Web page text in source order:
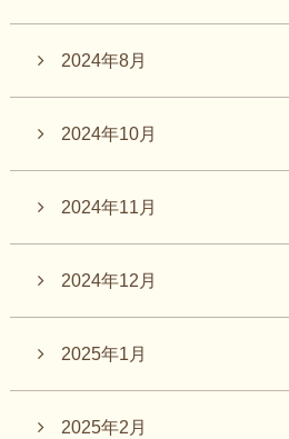
2024年8月
2024年10月
2024年11月
2024年12月
2025年1月
2025年2月